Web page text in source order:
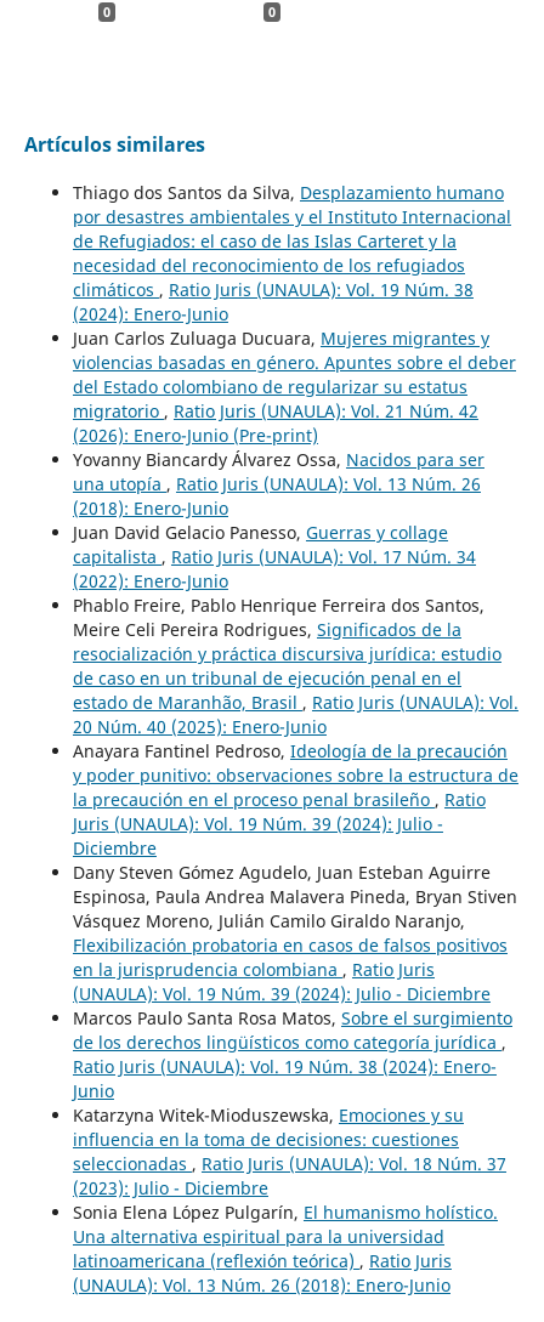
0 0
Artículos similares
Thiago dos Santos da Silva, Desplazamiento humano
por desastres ambientales y el Instituto Internacional
de Refugiados: el caso de las Islas Carteret y la
necesidad del reconocimiento de los refugiados
climáticos , Ratio Juris (UNAULA): Vol. 19 Núm. 38
(2024): Enero-Junio
Juan Carlos Zuluaga Ducuara, Mujeres migrantes y
violencias basadas en género. Apuntes sobre el deber
del Estado colombiano de regularizar su estatus
migratorio , Ratio Juris (UNAULA): Vol. 21 Núm. 42
(2026): Enero-Junio (Pre-print)
Yovanny Biancardy Álvarez Ossa, Nacidos para ser
una utopía , Ratio Juris (UNAULA): Vol. 13 Núm. 26
(2018): Enero-Junio
Juan David Gelacio Panesso, Guerras y collage
capitalista , Ratio Juris (UNAULA): Vol. 17 Núm. 34
(2022): Enero-Junio
Phablo Freire, Pablo Henrique Ferreira dos Santos,
Meire Celi Pereira Rodrigues, Significados de la
resocialización y práctica discursiva jurídica: estudio
de caso en un tribunal de ejecución penal en el
estado de Maranhão, Brasil , Ratio Juris (UNAULA): Vol.
20 Núm. 40 (2025): Enero-Junio
Anayara Fantinel Pedroso, Ideología de la precaución
y poder punitivo: observaciones sobre la estructura de
la precaución en el proceso penal brasileño , Ratio
Juris (UNAULA): Vol. 19 Núm. 39 (2024): Julio -
Diciembre
Dany Steven Gómez Agudelo, Juan Esteban Aguirre
Espinosa, Paula Andrea Malavera Pineda, Bryan Stiven
Vásquez Moreno, Julián Camilo Giraldo Naranjo,
Flexibilización probatoria en casos de falsos positivos
en la jurisprudencia colombiana , Ratio Juris
(UNAULA): Vol. 19 Núm. 39 (2024): Julio - Diciembre
Marcos Paulo Santa Rosa Matos, Sobre el surgimiento
de los derechos lingüísticos como categoría jurídica ,
Ratio Juris (UNAULA): Vol. 19 Núm. 38 (2024): Enero-
Junio
Katarzyna Witek-Mioduszewska, Emociones y su
influencia en la toma de decisiones: cuestiones
seleccionadas , Ratio Juris (UNAULA): Vol. 18 Núm. 37
(2023): Julio - Diciembre
Sonia Elena López Pulgarín, El humanismo holístico.
Una alternativa espiritual para la universidad
latinoamericana (reflexión teórica) , Ratio Juris
(UNAULA): Vol. 13 Núm. 26 (2018): Enero-Junio